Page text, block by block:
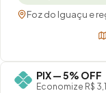
Foz do Iguaçu e
PIX — 5% OFF
Economize R$